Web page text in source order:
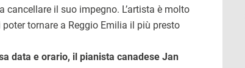
cancellare il suo impegno. L’artista è molto
tornare a Reggio Emilia il più presto
data e orario, il pianista canadese Jan